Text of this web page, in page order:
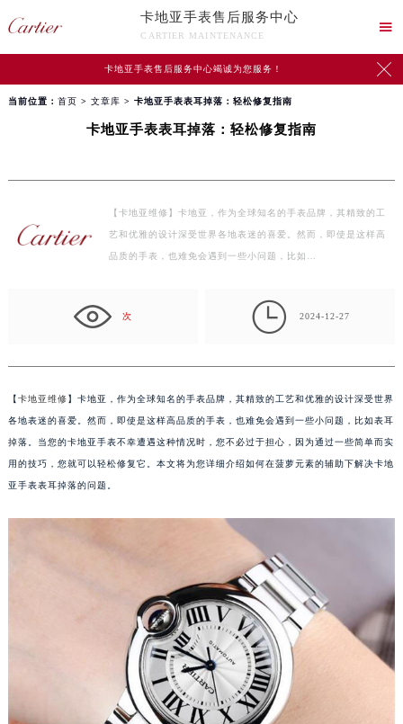
卡地亚手表售后服务中心
CARTIER MAINTENANCE

卡地亚手表售后服务中心竭诚为您服务！ 
当前位置： 首页 > 文章库 > 卡地亚手表表耳掉落：轻松修复指南
卡地亚手表表耳掉落：轻松修复指南
【卡地亚维修】卡地亚，作为全球知名的手表品牌，其精致的工
艺和优雅的设计深受世界各地表迷的喜爱。然而，即使是这样高
品质的手表，也难免会遇到一些小问题，比如…
次  2024-12-27
【卡地亚维修】卡地亚，作为全球知名的手表品牌，其精致的工艺和优雅的设计深受世界
各地表迷的喜爱。然而，即使是这样高品质的手表，也难免会遇到一些小问题，比如表耳
掉落。当您的卡地亚手表不幸遭遇这种情况时，您不必过于担心，因为通过一些简单而实
用的技巧，您就可以轻松修复它。本文将为您详细介绍如何在菠萝元素的辅助下解决卡地
亚手表表耳掉落的问题。